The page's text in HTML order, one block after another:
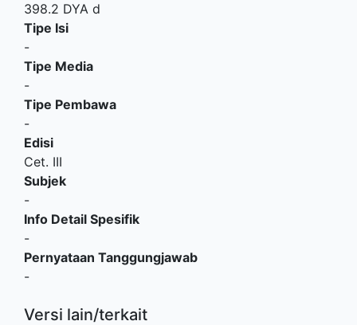
398.2 DYA d
Tipe Isi
-
Tipe Media
-
Tipe Pembawa
-
Edisi
Cet. III
Subjek
-
Info Detail Spesifik
-
Pernyataan Tanggungjawab
-
Versi lain/terkait